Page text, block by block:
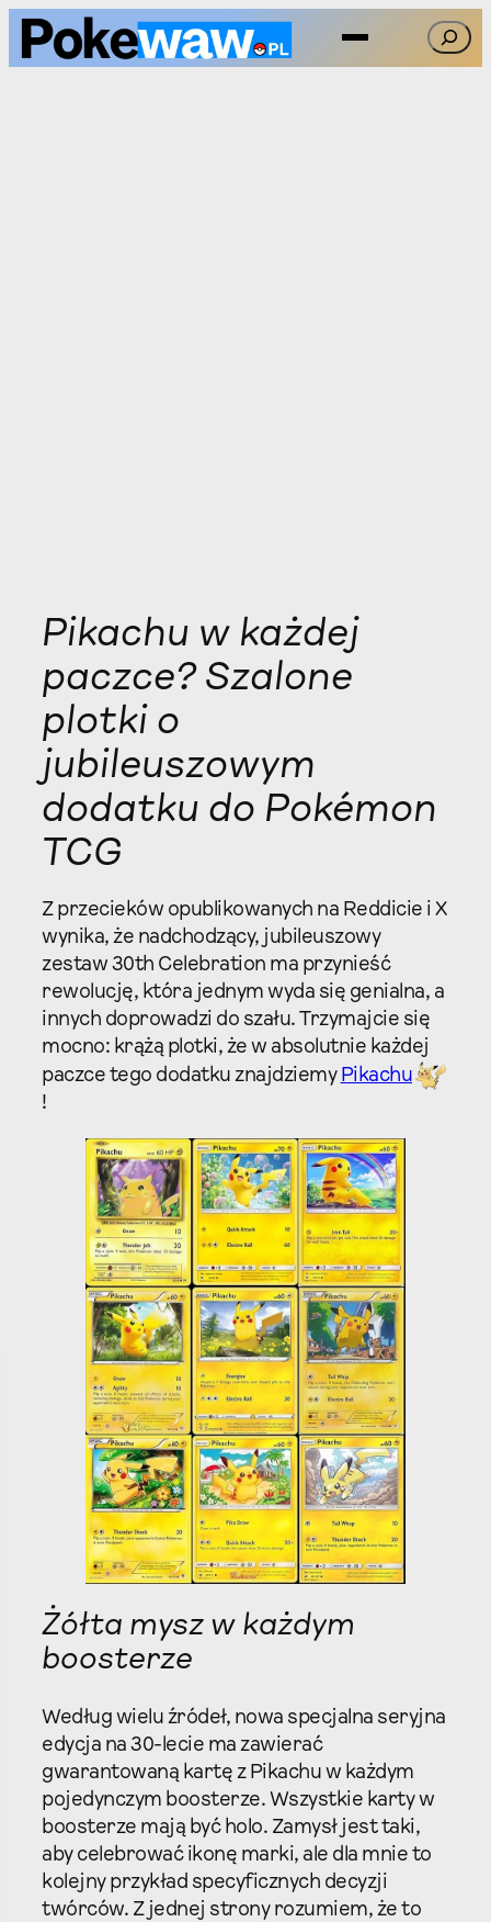
Przejdź
Szukaj
Pikachu w każdej
paczce? Szalone
plotki o
jubileuszowym
dodatku do Pokémon
TCG
Z przecieków opublikowanych na Reddicie i X
wynika, że nadchodzący, jubileuszowy
zestaw 30th Celebration ma przynieść
rewolucję, która jednym wyda się genialna, a
innych doprowadzi do szału. Trzymajcie się
mocno: krążą plotki, że w absolutnie każdej
paczce tego dodatku znajdziemy Pikachu
!
Żółta mysz w każdym
boosterze
Według wielu źródeł, nowa specjalna seryjna
edycja na 30-lecie ma zawierać
gwarantowaną kartę z Pikachu w każdym
pojedynczym boosterze. Wszystkie karty w
boosterze mają być holo. Zamysł jest taki,
aby celebrować ikonę marki, ale dla mnie to
kolejny przykład specyficznych decyzji
twórców. Z jednej strony rozumiem, że to